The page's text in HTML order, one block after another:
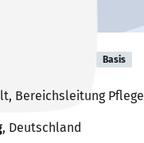
Basis
Bereichsleitung
, Deutschland